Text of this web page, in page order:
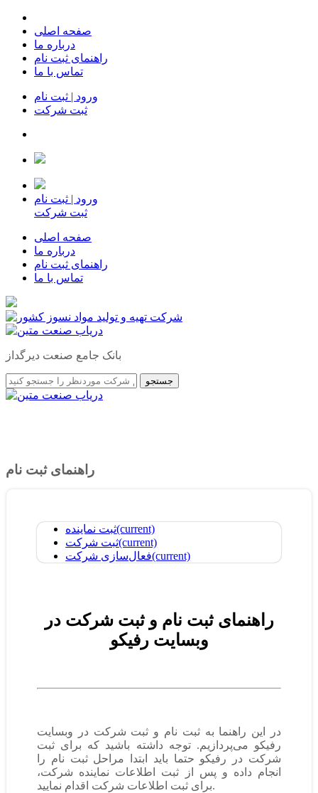
صفحه اصلی
درباره ما
راهنمای ثبت نام
تماس با ما
ورود | ثبت نام
ثبت شرکت
ورود | ثبت نام
ثبت شرکت
صفحه اصلی
درباره ما
راهنمای ثبت نام
تماس با ما
بانک جامع صنعت دیرگداز
جستجو
راهنمای ثبت نام
ثبت نماینده(current)
ثبت شرکت(current)
فعال‌سازی شرکت(current)
راهنمای ثبت نام و ثبت شرکت در
وبسایت رفیکو
در این راهنما به ثبت نام و ثبت شرکت در وبسایت
رفیکو می‌پردازیم. توجه داشته باشید که برای ثبت
شرکت در رفیکو حتما باید ابتدا مراحل ثبت نام را
انجام داده و پس از ثبت اطلاعات نماینده شرکت،
برای ثبت اطلاعات شرکت اقدام نمایید.